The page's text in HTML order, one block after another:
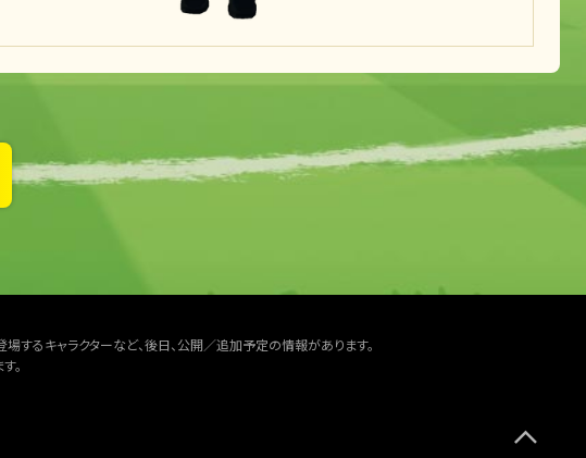
するキャラクターなど、後日、公開／追加予定の情報があります。
。